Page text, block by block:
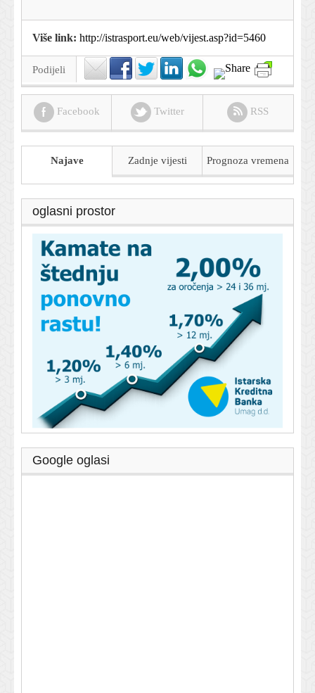
Više link: http://istrasport.eu/web/vijest.asp?id=5460
Podijeli
Facebook Twitter RSS
Najave Zadnje vijesti Prognoza vremena
oglasni prostor
Google oglasi